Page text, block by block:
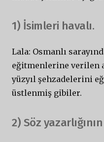
1) İsimleri havalı.
Lala: Osmanlı
eğitmenlerine verilen
yüzyıl şehzadelerini
üstlenmiş gibiler.
2) Söz